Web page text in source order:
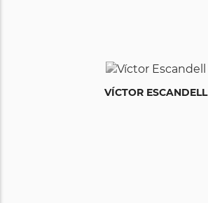
VÍCTOR ESCANDELL